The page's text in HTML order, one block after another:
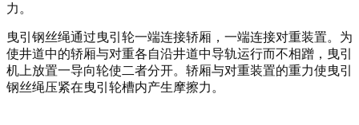
力。
曳引钢丝绳通过曳引轮一端连接轿厢，一端连接对重装置。为
使井道中的轿厢与对重各自沿井道中导轨运行而不相蹭，曳引
机上放置一导向轮使二者分开。轿厢与对重装置的重力使曳引
钢丝绳压紧在曳引轮槽内产生摩擦力。